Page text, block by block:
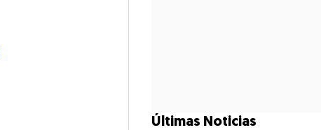
Últimas Noticias